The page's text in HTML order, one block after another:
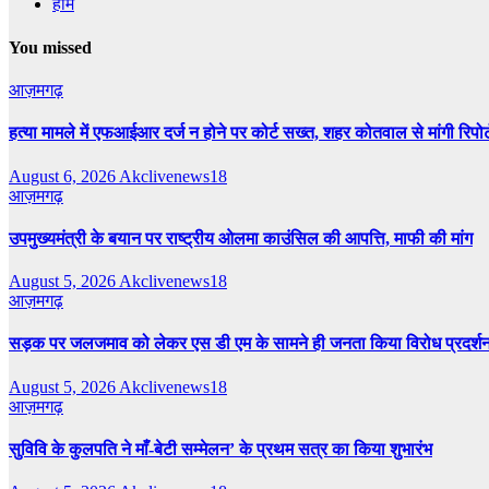
होम
You missed
आज़मगढ़
हत्या मामले में एफआईआर दर्ज न होने पर कोर्ट सख्त, शहर कोतवाल से मांगी
August 6, 2026 Akclivenews18
आज़मगढ़
उपमुख्यमंत्री के बयान पर राष्ट्रीय ओलमा काउंसिल की आपत्ति, माफी की मांग
August 5, 2026 Akclivenews18
आज़मगढ़
सड़क पर जलजमाव को लेकर एस डी एम के सामने ही जनता किया विरोध
August 5, 2026 Akclivenews18
आज़मगढ़
सुविवि के कुलपति ने माँ-बेटी सम्मेलन’ के प्रथम सत्र का किया शुभारंभ